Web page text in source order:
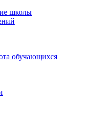
школы
обучающихся